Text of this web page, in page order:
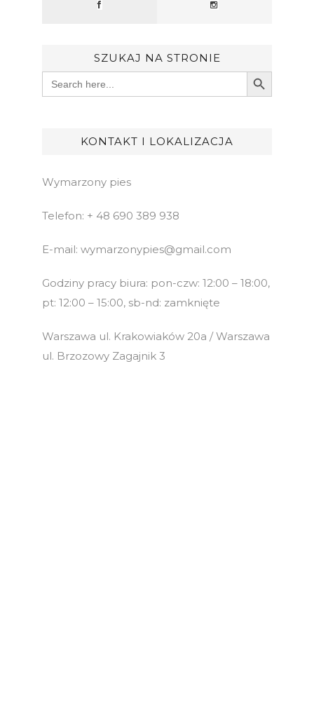
SZUKAJ NA STRONIE
Search
for:
Search Button
KONTAKT I LOKALIZACJA
Wymarzony pies
Telefon: + 48 690 389 938
E-mail: wymarzonypies@gmail.com
Godziny pracy biura: pon-czw: 12:00 – 18:00,
pt: 12:00 – 15:00, sb-nd: zamknięte
Warszawa ul. Krakowiaków 20a / Warszawa
ul. Brzozowy Zagajnik 3